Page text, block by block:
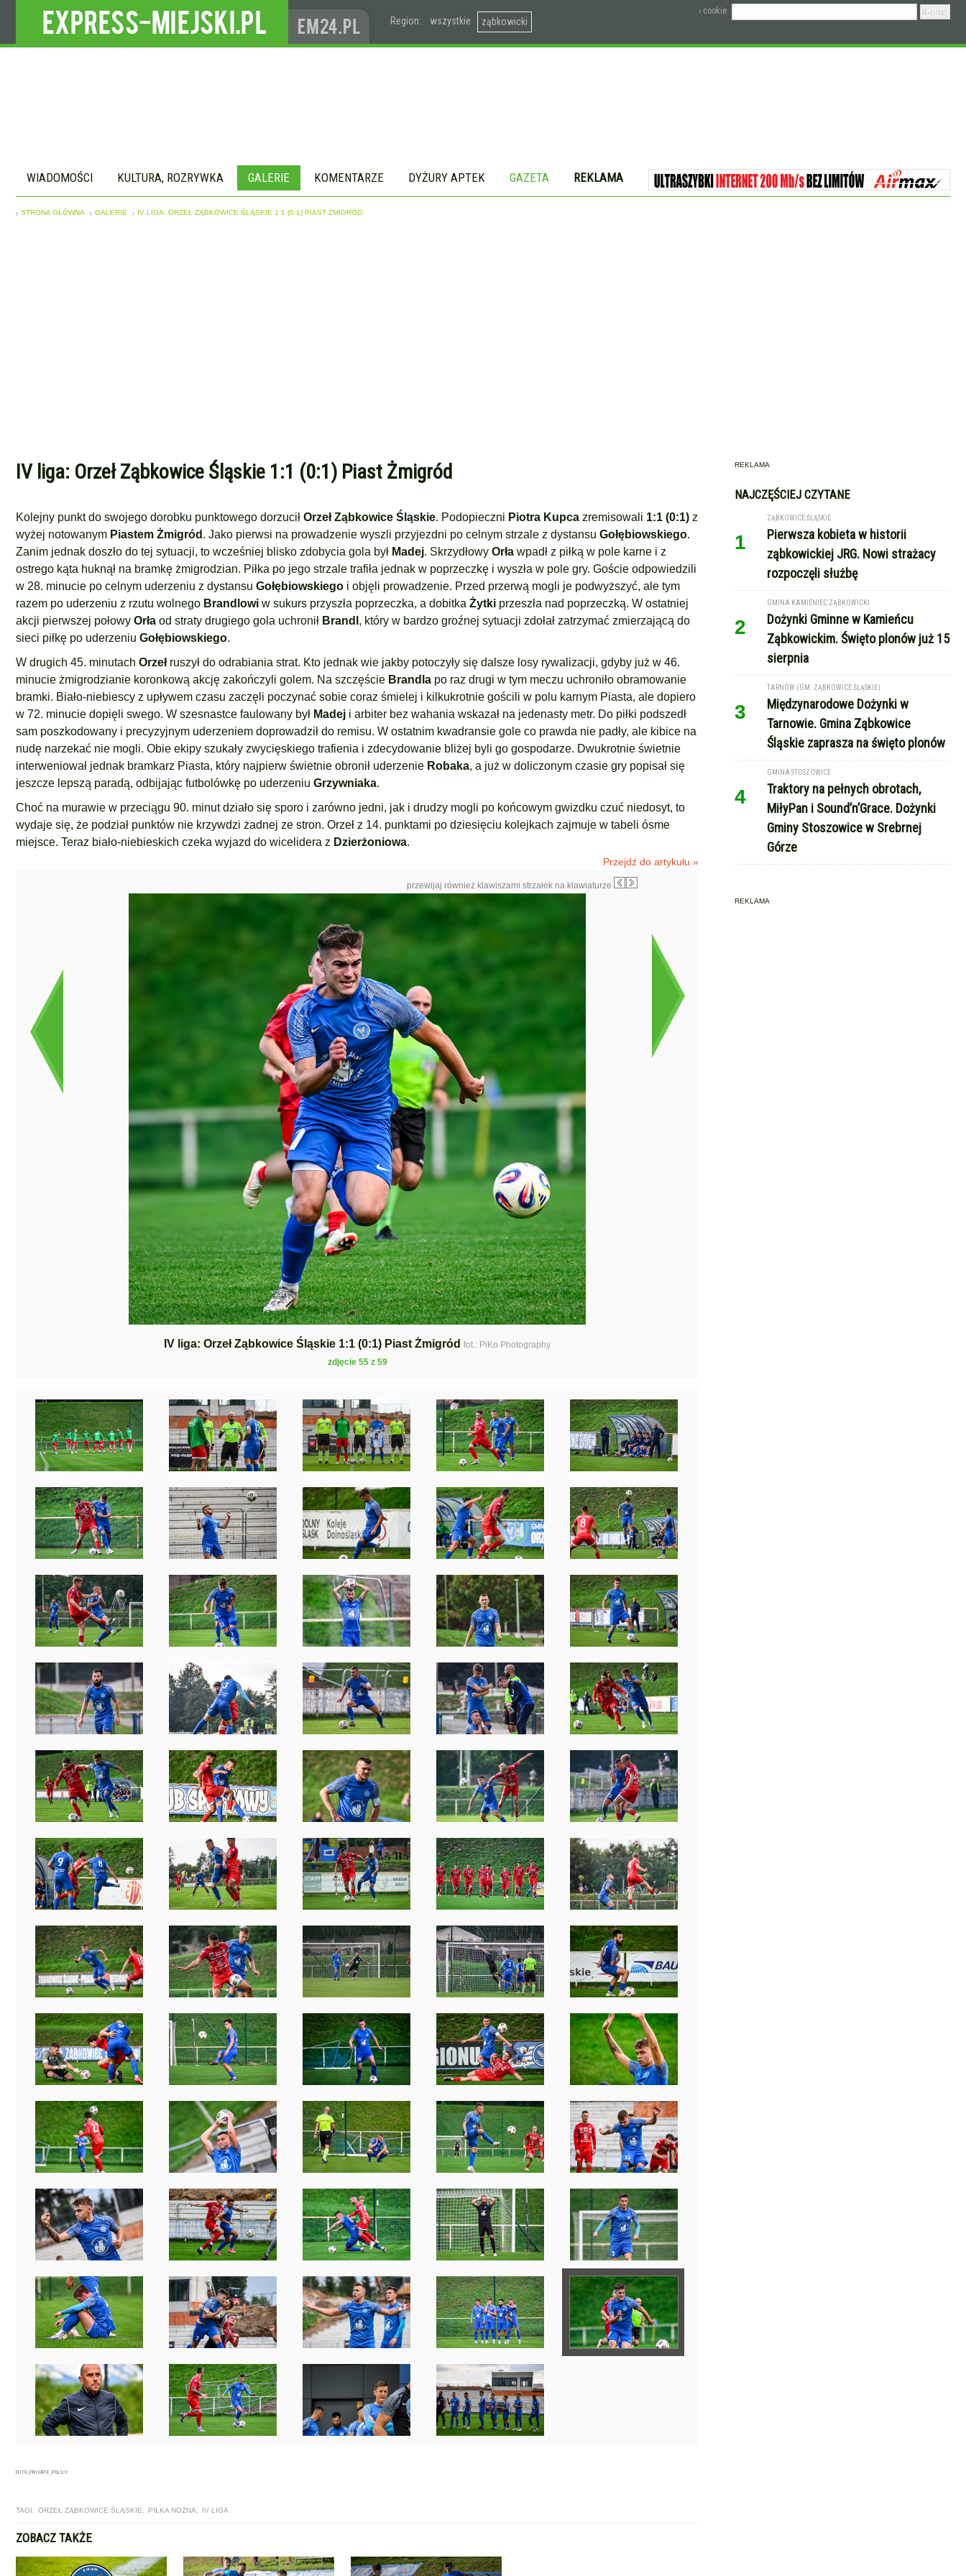
Region: wszystkie ząbkowicki
› cookie
WIADOMOŚCI KULTURA, ROZRYWKA GALERIE KOMENTARZE DYŻURY APTEK GAZETA REKLAMA
STRONA GŁÓWNA GALERIE IV LIGA: ORZEŁ ZĄBKOWICE ŚLĄSKIE 1:1 (0:1) PIAST ŻMIGRÓD
IV liga: Orzeł Ząbkowice Śląskie 1:1 (0:1) Piast Żmigród
Kolejny punkt do swojego dorobku punktowego dorzucił Orzeł Ząbkowice Śląskie. Podopieczni Piotra Kupca zremisowali 1:1 (0:1) z
wyżej notowanym Piastem Żmigród . Jako pierwsi na prowadzenie wyszli przyjezdni po celnym strzale z dystansu Gołębiowskiego.
Zanim jednak doszło do tej sytuacji, to wcześniej blisko zdobycia gola był Madej. Skrzydłowy Orła wpadł z piłką w pole karne i z
ostrego kąta huknął na bramkę żmigrodzian. Piłka po jego strzale trafiła jednak w poprzeczkę i wyszła w pole gry. Goście odpowiedzili
w 28. minucie po celnym uderzeniu z dystansu Gołębiowskiego i objęli prowadzenie. Przed przerwą mogli je podwyższyć, ale tym
razem po uderzeniu z rzutu wolnego Brandlowi w sukurs przyszła poprzeczka, a dobitka Żytki przeszła nad poprzeczką. W ostatniej
akcji pierwszej połowy Orła od straty drugiego gola uchronił Brandl , który w bardzo groźnej sytuacji zdołał zatrzymać zmierzającą do
sieci piłkę po uderzeniu Gołębiowskiego.
W drugich 45. minutach Orzełruszył do odrabiania strat. Kto jednak wie jakby potoczyły się dalsze losy rywalizacji, gdyby już w 46.
minucie żmigrodzianie koronkową akcję zakończyli golem. Na szczęście Brandla po raz drugi w tym meczu uchroniło obramowanie
bramki. Biało-niebiescy z upływem czasu zaczęli poczynać sobie coraz śmielej i kilkukrotnie gościli w polu karnym Piasta, ale dopiero
w 72. minucie dopięli swego. W szesnastce faulowany był Madej i arbiter bez wahania wskazał na jedenasty metr. Do piłki podszedł
sam poszkodowany i precyzyjnym uderzeniem doprowadził do remisu. W ostatnim kwadransie gole co prawda nie padły, ale kibice na
nudę narzekać nie mogli. Obie ekipy szukały zwycięskiego trafienia i zdecydowanie bliżej byli go gospodarze. Dwukrotnie świetnie
interweniował jednak bramkarz Piasta, który najpierw świetnie obronił uderzenie Robaka, a już w doliczonym czasie gry popisał się
jeszcze lepszą paradą, odbijając futbolówkę po uderzeniu Grzywniaka.
Choć na murawie w przeciągu 90. minut działo się sporo i zarówno jedni, jak i drudzy mogli po końcowym gwizdku czuć niedosyt, to
wydaje się, że podział punktów nie krzywdzi żadnej ze stron. Orzeł z 14. punktami po dziesięciu kolejkach zajmuje w tabeli ósme
miejsce. Teraz biało-niebieskich czeka wyjazd do wicelidera z Dzierżoniowa.
Przejdź do artykułu »
przewijaj również klawiszami strzałek na klawiaturze
IV liga: Orzeł Ząbkowice Śląskie 1:1 (0:1) Piast Żmigród fot.: PiKo Photography
zdjęcie 55 z 59
FOTO_PRIVATE_POLICY
TAGI: ORZEŁ ZĄBKOWICE ŚLĄSKIE PIŁKA NOŻNA IV LIGA
ZOBACZ TAKŻE
REKLAMA
NAJCZĘŚCIEJ CZYTANE
1
ZĄBKOWICE ŚLĄSKIE
Pierwsza kobieta w historii
ząbkowickiej JRG. Nowi strażacy
rozpoczęli służbę
2
GMINA KAMIENIEC ZĄBKOWICKI
Dożynki Gminne w Kamieńcu
Ząbkowickim. Święto plonów już 15
sierpnia
3
TARNÓW (GM. ZĄBKOWICE ŚLĄSKIE)
Międzynarodowe Dożynki w
Tarnowie. Gmina Ząbkowice
Śląskie zaprasza na święto plonów
4
GMINA STOSZOWICE
Traktory na pełnych obrotach,
MiłyPan i Sound’n’Grace. Dożynki
Gminy Stoszowice w Srebrnej
Górze
REKLAMA